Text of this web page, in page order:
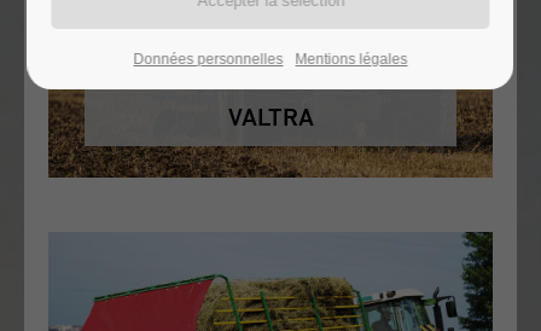
VALTRA
Données personnelles Mentions légales